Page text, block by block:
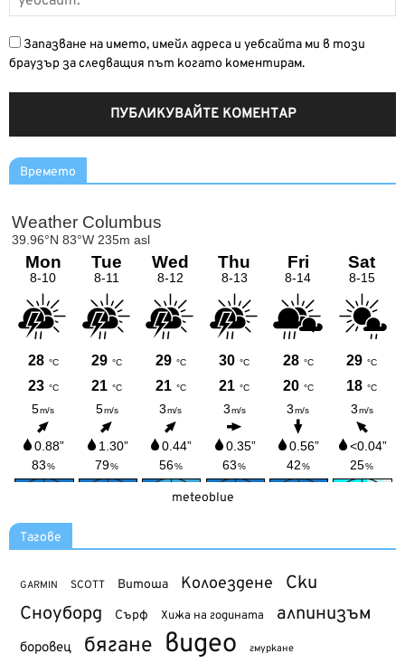
Запазване на името, имейл адреса и уебсайта ми в този
браузър за следващия път когато коментирам.
Времето
meteoblue
Тагове
GARMIN SCOTT Витоша Колоездене Ски
Сноуборд Сърф Хижа на годината алпинизъм
боровец бягане видео гмуркане